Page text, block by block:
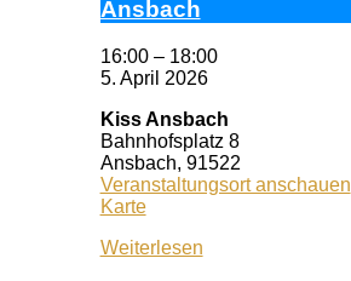
Ans­bach
16:00 – 18:00
5. April 2026
Kiss Ansbach
Bahnhofsplatz 8
Ansbach, 91522
Veranstaltungsort anschauen
KarteKiss
Weiterlesen